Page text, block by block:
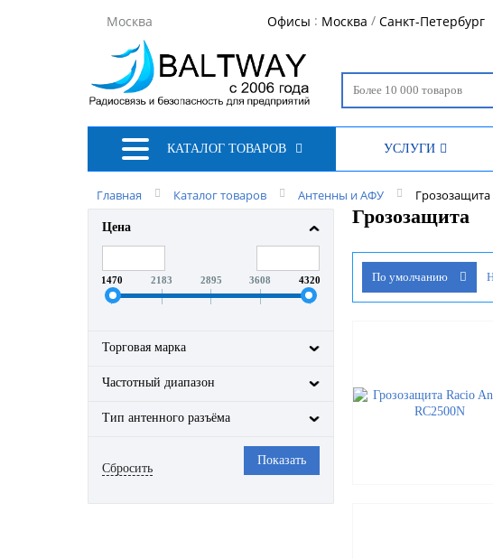
Москва Офисы : Москва / Санкт-Петербург
КАТАЛОГ ТОВАРОВ УСЛУГИ
Главная Каталог товаров Антенны и АФУ Грозозащита
Цена
1470 2183 2895 3608 4320
Торговая марка
Частотный диапазон
Тип антенного разъёма
Грозозащита
По умолчанию